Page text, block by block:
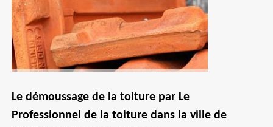
Le démoussage de la toiture par Le
Professionnel de la toiture dans la ville de